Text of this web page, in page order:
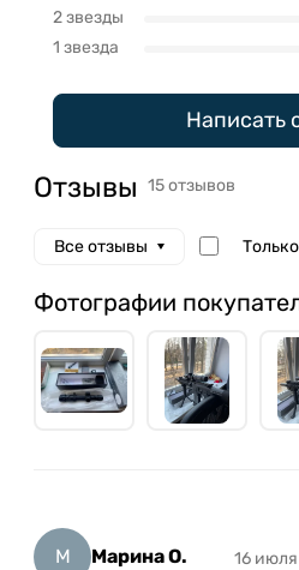
2 звезды
1 звезда
Написать
Отзывы 15 отзывов
Все отзывы
Фотографии
М Марина О. 16